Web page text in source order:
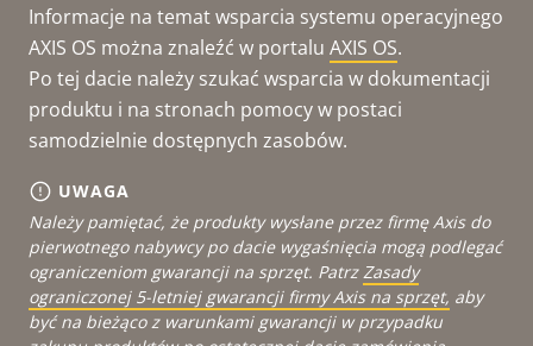
Informacje na temat wsparcia systemu operacyjnego
AXIS OS można znaleźć w portalu AXIS OS.
Po tej dacie należy szukać wsparcia w dokumentacji
produktu i na stronach pomocy w postaci
samodzielnie dostępnych zasobów.
UWAGA
Należy pamiętać, że produkty wysłane przez firmę Axis do
pierwotnego nabywcy po dacie wygaśnięcia mogą podlegać
ograniczeniom gwarancji na sprzęt. Patrz Zasady
ograniczonej 5-letniej gwarancji firmy Axis na sprzęt, aby
być na bieżąco z warunkami gwarancji w przypadku